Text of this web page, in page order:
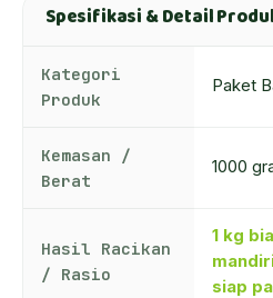
Spesifikasi & Detail
Kategori
Produk
Paket
Kemasan /
Berat
1000
Hasil Racikan
/ Rasio
1 kg
siap